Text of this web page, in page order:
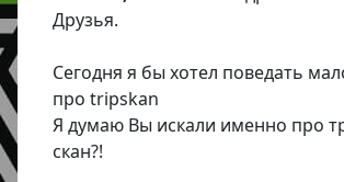
Друзья.
Сегодня я бы хотел поведать
про tripskan
Я думаю Вы искали именно про
скан?!